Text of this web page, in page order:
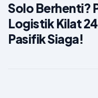
Solo Berhenti?
Logistik Kilat 24
Pasifik Siaga!